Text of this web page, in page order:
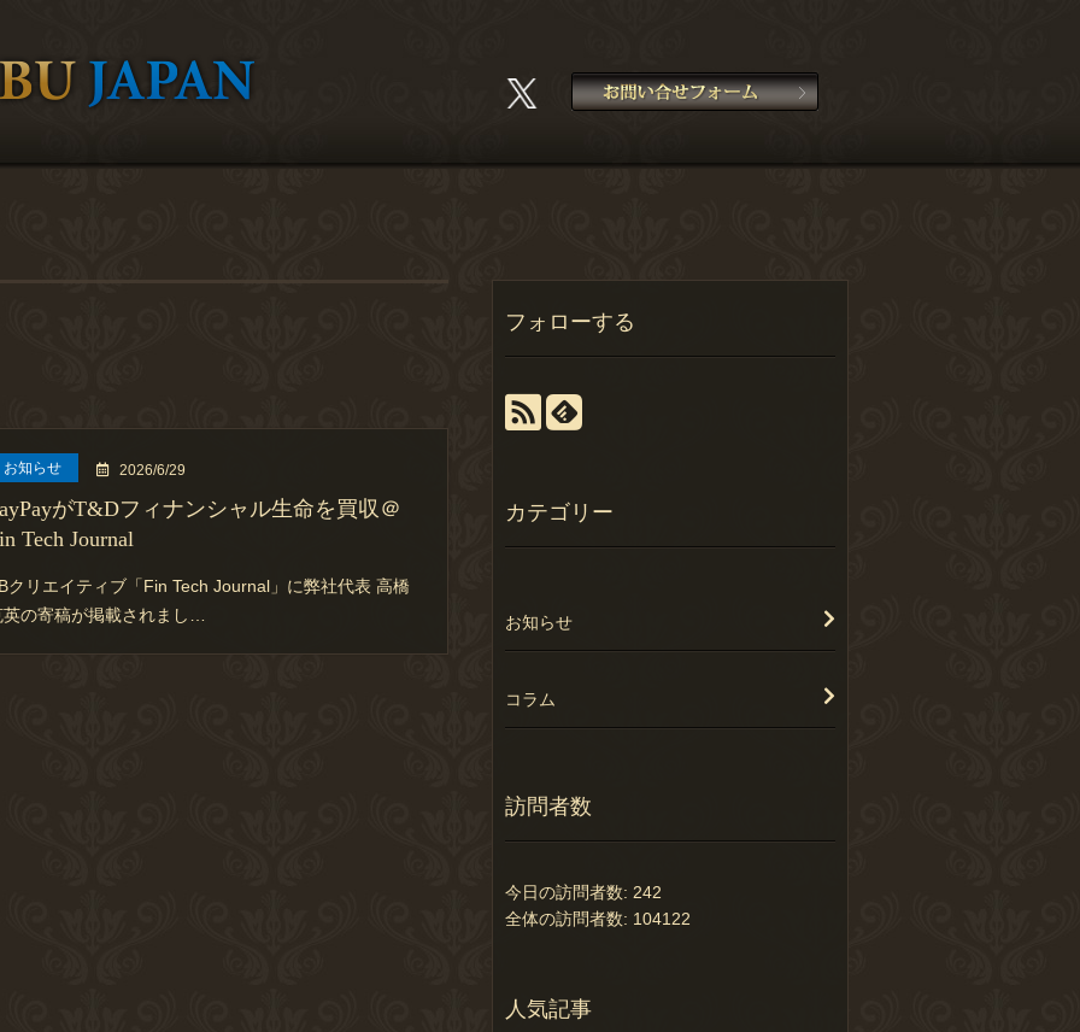
お知らせ 2026/6/29
がT&Dフィナンシャル生命を買収＠
Tech Journal
クリエイティブ「Fin Tech Journal」に弊社代表 高橋
英の寄稿が掲載されまし…
フォローする
カテゴリー
お知らせ
コラム
訪問者数
今日の訪問者数: 242
全体の訪問者数: 104122
人気記事